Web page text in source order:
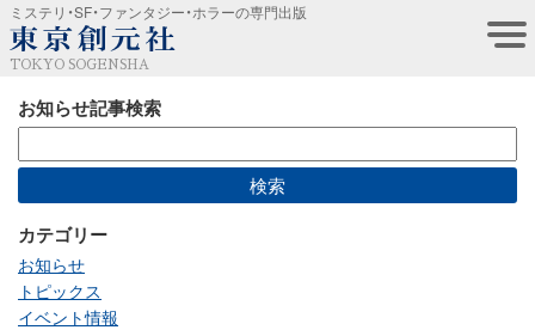
ミステリ・SF・ファンタジー・ホラーの専門出版
TOKYO SOGENSHA
お知らせ記事検索
カテゴリー
お知らせ
トピックス
イベント情報